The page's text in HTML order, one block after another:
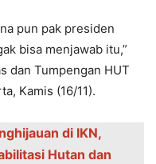
pun pak presiden
bisa menjawab itu,”
dan Tumpengan HUT
Kamis (16/11).
di IKN,
Hutan dan